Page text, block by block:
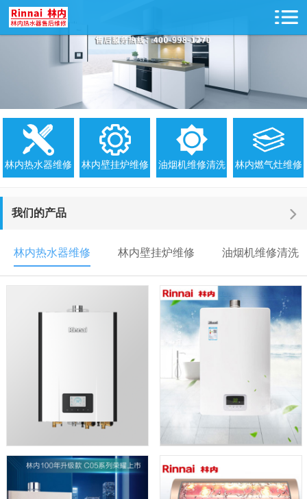
林内热水器维修 林内壁挂炉维修 油烟机维修清洗 林内燃气灶维修
我们的产品
林内热水器维修 林内壁挂炉维修 油烟机维修清洗